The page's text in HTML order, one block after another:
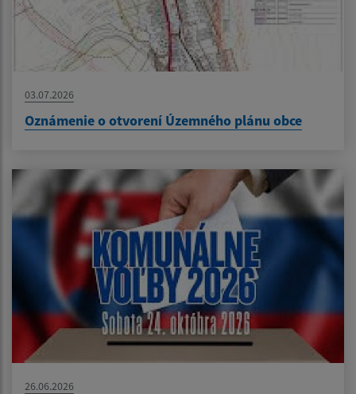
03.07.2026
Oznámenie o otvorení Územného plánu obce
26.06.2026